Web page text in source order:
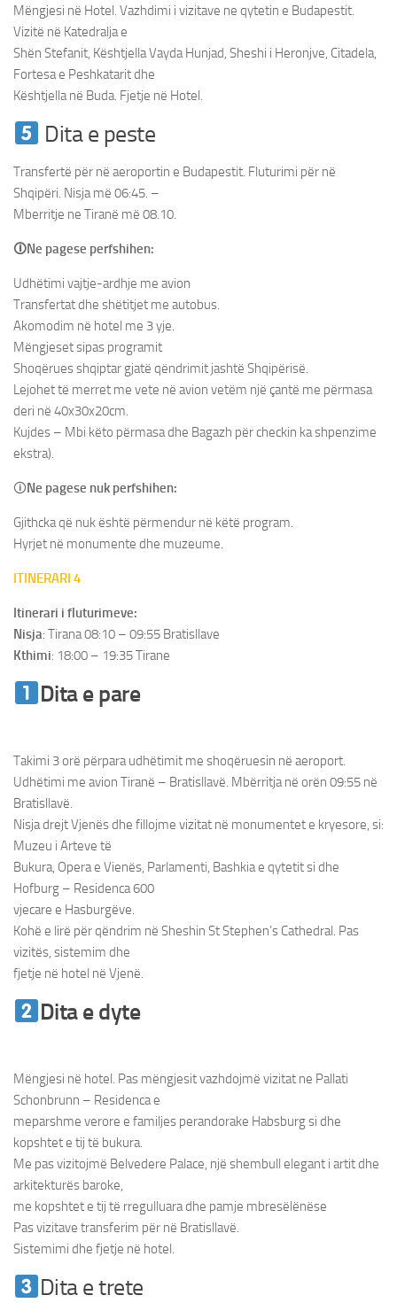
Mëngjesi në Hotel. Vazhdimi i vizitave ne qytetin e Budapestit.
Vizitë në Katedralja e
Shën Stefanit, Kështjella Vayda Hunjad, Sheshi i Heronjve, Citadela,
Fortesa e Peshkatarit dhe
Kështjella në Buda. Fjetje në Hotel.
Dita e peste
Transfertë për në aeroportin e Budapestit. Fluturimi për në
Shqipëri. Nisja më 06:45. –
Mberritje ne Tiranë më 08.10.
🛈Ne pagese perfshihen:
Udhëtimi vajtje-ardhje me avion
Transfertat dhe shëtitjet me autobus.
Akomodim në hotel me 3 yje.
Mëngjeset sipas programit
Shoqërues shqiptar gjatë qëndrimit jashtë Shqipërisë.
Lejohet të merret me vete në avion vetëm një çantë me përmasa
deri në 40x30x20cm.
Kujdes – Mbi këto përmasa dhe Bagazh për checkin ka shpenzime
ekstra).
🛈Ne pagese nuk perfshihen:
Gjithcka që nuk është përmendur në këtë program.
Hyrjet në monumente dhe muzeume.
ITINERARI 4
Itinerari i fluturimeve:
Nisja: Tirana 08:10 – 09:55 Bratisllave
Kthimi: 18:00 – 19:35 Tirane
Dita e pare
Takimi 3 orë përpara udhëtimit me shoqëruesin në aeroport.
Udhëtimi me avion Tiranë – Bratisllavë. Mbërritja në orën 09:55 në
Bratisllavë.
Nisja drejt Vjenës dhe fillojme vizitat në monumentet e kryesore, si:
Muzeu i Arteve të
Bukura, Opera e Vienës, Parlamenti, Bashkia e qytetit si dhe
Hofburg – Residenca 600
vjecare e Hasburgëve.
Kohë e lirë për qëndrim në Sheshin St Stephen’s Cathedral. Pas
vizitës, sistemim dhe
fjetje në hotel në Vjenë.
Dita e dyte
Mëngjesi në hotel. Pas mëngjesit vazhdojmë vizitat ne Pallati
Schonbrunn – Residenca e
meparshme verore e familjes perandorake Habsburg si dhe
kopshtet e tij të bukura.
Me pas vizitojmë Belvedere Palace, një shembull elegant i artit dhe
arkitekturës baroke,
me kopshtet e tij të rregulluara dhe pamje mbresëlënëse
Pas vizitave transferim për në Bratisllavë.
Sistemimi dhe fjetje në hotel.
Dita e trete